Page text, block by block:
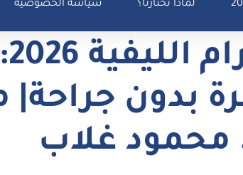
لماذا تختارنا؟ سياسة الخصوصية
بدون
محمود غلاب